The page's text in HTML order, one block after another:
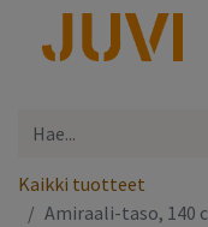
Kaikki tuotteet
Amiraali-taso, 140